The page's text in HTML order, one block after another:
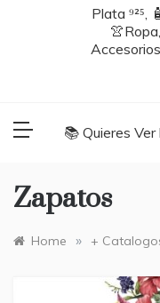
Plata ⁹²⁵,
📚 Quieres
Zapatos
Home » +